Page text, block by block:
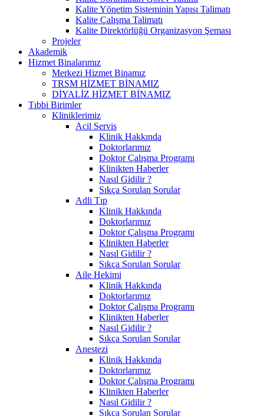
Kalite Yönetim Sisteminin Yapısı Talimatı
Kalite Çalışma Talimatı
Kalite Direktörlüğü Organizasyon Şeması
Projeler
Akademik
Hizmet Binalarımız
Merkezi Hizmet Binamız
TRSM HİZMET BİNAMIZ
DİYALİZ HİZMET BİNAMIZ
Tıbbi Birimler
Kliniklerimiz
Acil Servis
Klinik Hakkında
Doktorlarımız
Doktor Çalışma Programı
Klinikten Haberler
Nasıl Gidilir ?
Sıkça Sorulan Sorular
Adli Tıp
Klinik Hakkında
Doktorlarımız
Doktor Çalışma Programı
Klinikten Haberler
Nasıl Gidilir ?
Sıkça Sorulan Sorular
Aile Hekimi
Klinik Hakkında
Doktorlarımız
Doktor Çalışma Programı
Klinikten Haberler
Nasıl Gidilir ?
Sıkça Sorulan Sorular
Anestezi
Klinik Hakkında
Doktorlarımız
Doktor Çalışma Programı
Klinikten Haberler
Nasıl Gidilir ?
Sıkça Sorulan Sorular